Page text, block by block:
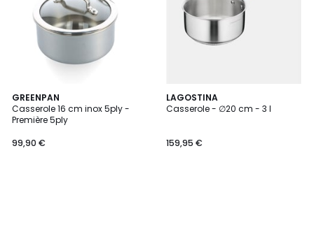
GREENPAN
Casserole 16 cm inox 5ply -
Première 5ply
99,90 €
LAGOSTINA
Casserole - ∅20 cm - 3 l
159,95 €